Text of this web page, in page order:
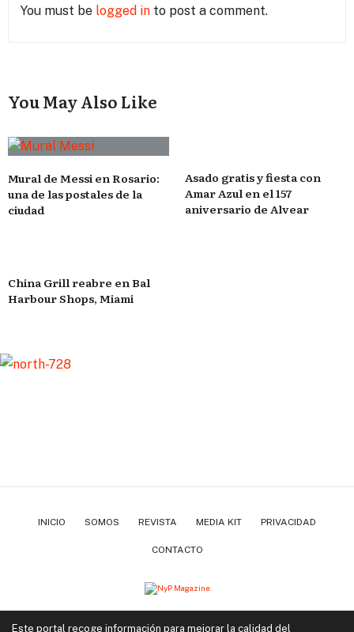
You must be logged in to post a comment.
You May Also Like
Mural de Messi en Rosario:
una de las postales de la
ciudad
Asado gratis y fiesta con
Amar Azul en el 157
aniversario de Alvear
China Grill reabre en Bal
Harbour Shops, Miami
INICIO SOMOS REVISTA MEDIA KIT PRIVACIDAD
CONTACTO
Copyright ©2022-2026 | Negocios y Placer Magazine. Todos los derechos reservados.
Este portal recoge información para mejorar la calidad del